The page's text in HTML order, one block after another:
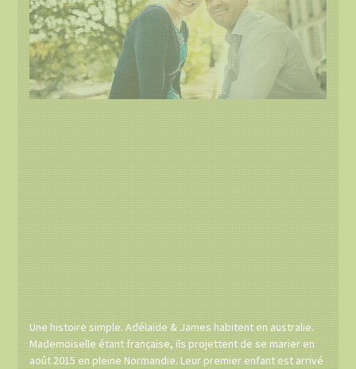
Une histoire simple. Adélaïde & James habitent en australie.
Mademoiselle étant française, ils projettent de se marier en
août 2015 en pleine Normandie. Leur premier enfant est arrivé